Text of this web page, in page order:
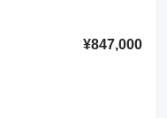
¥847,000